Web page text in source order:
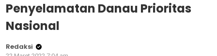
Penyelamatan Danau Prioritas
Nasional
Redaksi